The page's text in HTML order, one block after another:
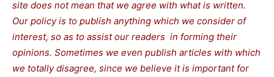
site does not mean that we agree with what is written.
Our policy is to publish anything which we consider of
interest, so as to assist our readers in forming their
opinions. Sometimes we even publish articles with which
we totally disagree, since we believe it is important for